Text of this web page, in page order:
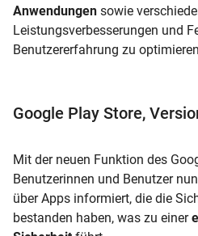
Anwendungen sowie
Leistungsverbesserungen und
Benutzererfahrung zu
Google Play Store,
Mit der neuen Funktion des
Benutzerinnen und Benutzer
über Apps informiert, die die
bestanden haben, was zu einer